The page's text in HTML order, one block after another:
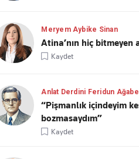
Meryem Aybike Sinan
Atina’nın hiç bitmeyen
Kaydet
Anlat Derdini Feridun
“Pişmanlık içindeyim
bozmasaydım”
Kaydet